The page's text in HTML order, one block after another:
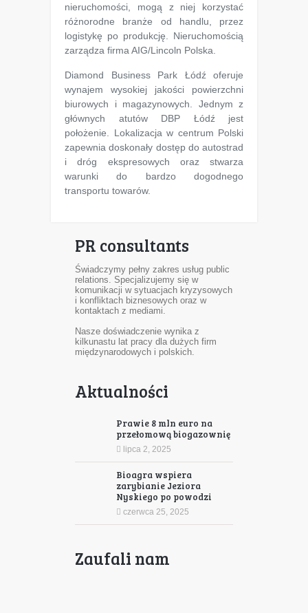
nieruchomości, mogą z niej korzystać
różnorodne branże od handlu, przez
logistykę po produkcję. Nieruchomością
zarządza firma AIG/Lincoln Polska.
Diamond Business Park Łódź oferuje
wynajem wysokiej jakości powierzchni
biurowych i magazynowych. Jednym z
głównych atutów DBP Łódź jest
położenie. Lokalizacja w centrum Polski
zapewnia doskonały dostęp do autostrad
i dróg ekspresowych oraz stwarza
warunki do bardzo dogodnego
transportu towarów.
PR consultants
Świadczymy pełny zakres usług public
relations. Specjalizujemy się w
komunikacji w sytuacjach kryzysowych
i konfliktach biznesowych oraz w
kontaktach z mediami.
Nasze doświadczenie wynika z
kilkunastu lat pracy dla dużych firm
międzynarodowych i polskich.
Aktualności
Prawie 8 mln euro na
przełomową biogazownię
lipca 2, 2025
Bioagra wspiera
zarybianie Jeziora
Nyskiego po powodzi
czerwca 25, 2025
Zaufali nam